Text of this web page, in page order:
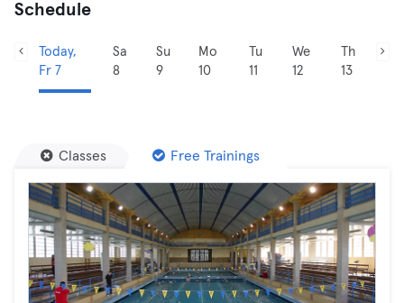
Schedule
Today,
Fr 7
Sa
8
Su
9
Mo
10
Tu
11
We
12
Th
13
Classes Free Trainings